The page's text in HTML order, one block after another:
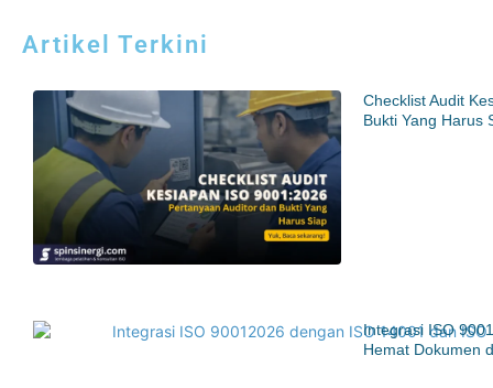
Artikel Terkini
Checklist Audit
Bukti Yang Harus
Integrasi ISO
Hemat Dokumen